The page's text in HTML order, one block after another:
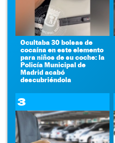
Ocultaba 30 bolsas de
cocaína en este elemento
para niños de su coche: la
Policía Municipal de
Madrid acabó
descubriéndola
3